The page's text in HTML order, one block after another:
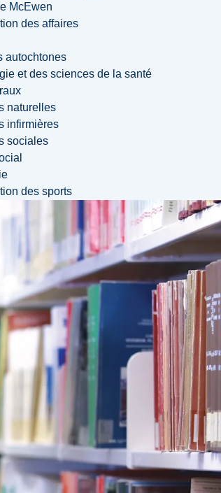
McEwen
des affaires
autochtones
et des sciences de la santé
naturelles
infirmières
sociales
des sports